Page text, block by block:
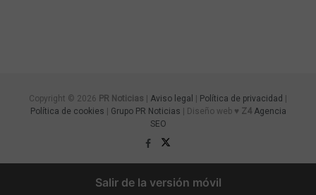
Copyright © 2026 PR Noticias | Aviso legal | Política de privacidad |
Política de cookies | Grupo PR Noticias | Diseño web ♥ Z4 Agencia
SEO
Salir de la versión móvil